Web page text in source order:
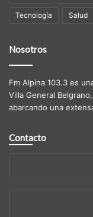
Tecnología Salud
Nosotros
Fm Alpina 103.3 es
Villa General
abarcando una
Contacto